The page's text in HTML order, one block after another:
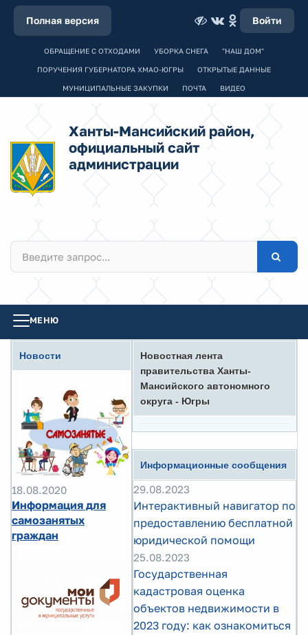
Полная версия Войти
ОБРАЩЕНИЕ С ОТХОДАМИ УБОРКА СНЕГА "НАШ ДОМ"
ПОРУЧЕНИЯ ГУБЕРНАТОРА ХМАО-ЮГРЫ ОТКРЫТЫЕ ДАННЫЕ
МУНИЦИПАЛЬНЫЕ ЗАКУПКИ ПОЧТА ВИДЕО
Ханты-Мансийский район,
официальный сайт
администрации
МЕНЮ
Новости
18.08.2020
Информация для
самозанятых
граждан
Новостная лента
правительства Ханты-
Мансийского автономного
округа - Югры
Информационные сообщения
29.08.2023
Интерактивный навигатор по
предоставлению бесплатной
юридической помощи
25.08.2023
Государственная
кадастровая оценка
объектов недвижимости в
2023 году: как ознакомиться